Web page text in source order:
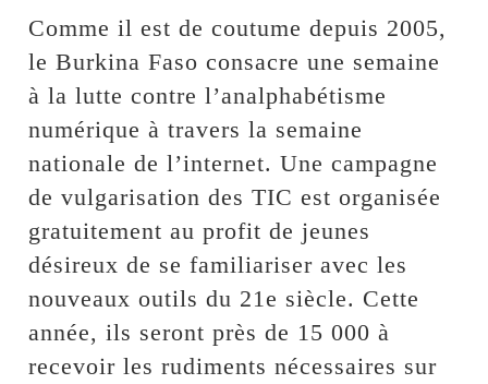
Comme il est de coutume depuis 2005,
le Burkina Faso consacre une semaine
à la lutte contre l’analphabétisme
numérique à travers la semaine
nationale de l’internet. Une campagne
de vulgarisation des TIC est organisée
gratuitement au profit de jeunes
désireux de se familiariser avec les
nouveaux outils du 21e siècle. Cette
année, ils seront près de 15 000 à
recevoir les rudiments nécessaires sur